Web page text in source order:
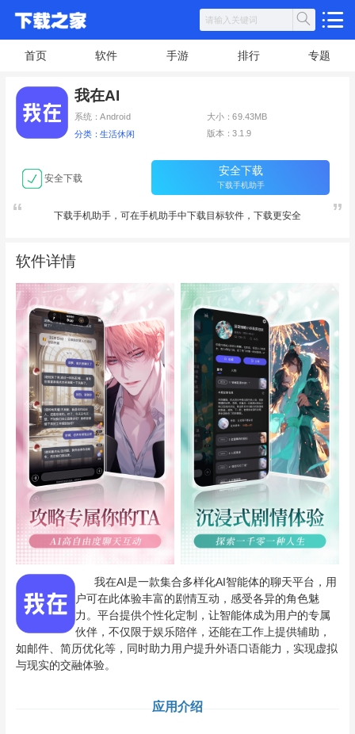
首页 软件 手游 排行 专题
我在AI
系统：Android 大小：69.43MB
分类：生活休闲 版本：3.1.9
安全下载
安全下载
下载手机助手
下载手机助手，可在手机助手中下载目标软件，下载更安全
软件详情
我在AI是一款集合多样化AI智能体的聊天平台，用
户可在此体验丰富的剧情互动，感受各异的角色魅
力。平台提供个性化定制，让智能体成为用户的专属
伙伴，不仅限于娱乐陪伴，还能在工作上提供辅助，
如邮件、简历优化等，同时助力用户提升外语口语能力，实现虚拟
与现实的交融体验。
应用介绍